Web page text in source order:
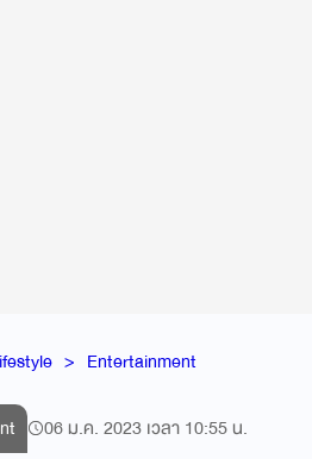
Entertainment
06 ม.ค. 2023 เวลา 10:55 น.